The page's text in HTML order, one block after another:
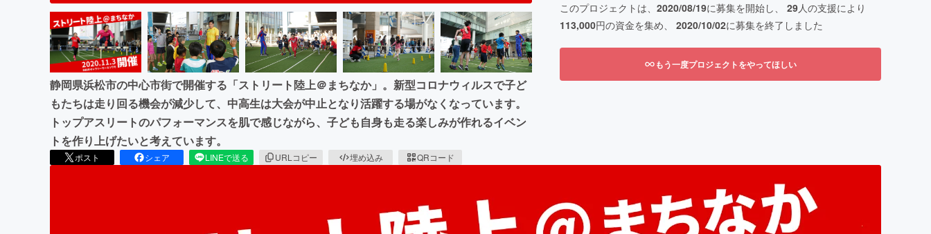
静岡県浜松市の中心市街で開催する「ストリート陸上＠まちなか」。新型コロナウィルスで子ど
もたちは走り回る機会が減少して、中高生は大会が中止となり活躍する場がなくなっています。
トップアスリートのパフォーマンスを肌で感じながら、子ども自身も走る楽しみが作れるイベン
トを作り上げたいと考えています。
ポスト シェア LINEで送る URLコピー 埋め込み QRコード
このプロジェクトは、 2020/08/19に募集を開始し、 29人の支援により
113,000円の資金を集め、 2020/10/02に募集を終了しました
もう一度プロジェクトをやってほしい